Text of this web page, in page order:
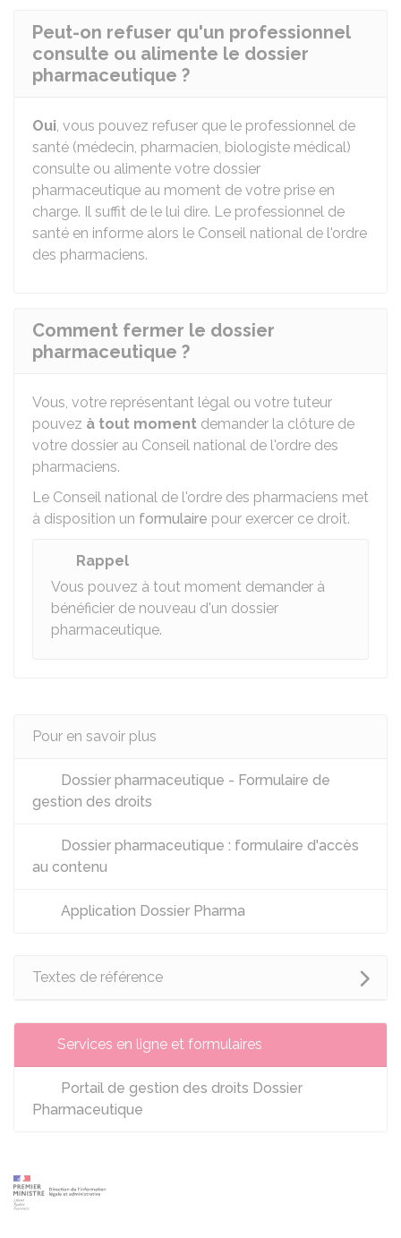
Peut-on refuser qu'un professionnel
consulte ou alimente le dossier
pharmaceutique ?
Oui, vous pouvez refuser que le professionnel de
santé (médecin, pharmacien, biologiste médical)
consulte ou alimente votre dossier
pharmaceutique au moment de votre prise en
charge. Il suffit de le lui dire. Le professionnel de
santé en informe alors le Conseil national de l'ordre
des pharmaciens.
Comment fermer le dossier
pharmaceutique ?
Vous, votre représentant légal ou votre tuteur
pouvez à tout moment demander la clôture de
votre dossier au Conseil national de l'ordre des
pharmaciens.
Le Conseil national de l'ordre des pharmaciens met
à disposition un formulaire pour exercer ce droit.
Rappel
Vous pouvez à tout moment demander à
bénéficier de nouveau d'un dossier
pharmaceutique.
Pour en savoir plus
Dossier pharmaceutique - Formulaire de
gestion des droits
Dossier pharmaceutique : formulaire d'accès
au contenu
Application Dossier Pharma
Textes de référence
Services en ligne et formulaires
Portail de gestion des droits Dossier
Pharmaceutique